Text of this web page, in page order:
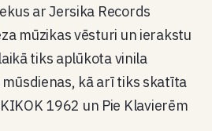
ar Jersika Records
mūzikas vēsturi un ierakstu
tiks aplūkota vinila
, kā arī tiks skatīta
KIKOK 1962 un Pie Klavierēm